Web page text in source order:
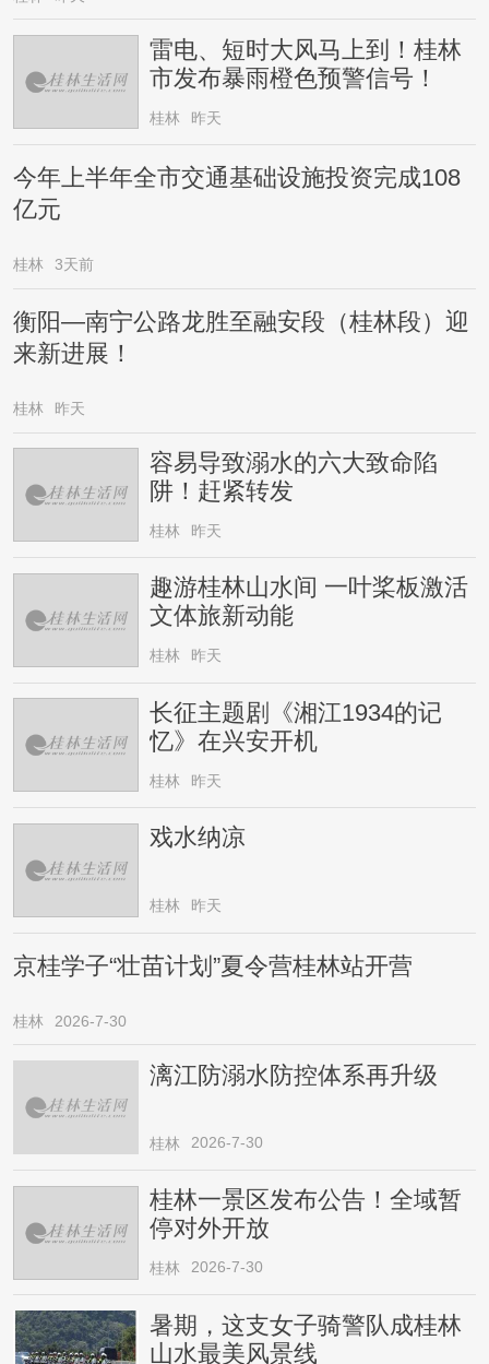
雷电、短时大风马上到！桂林
市发布暴雨橙色预警信号！
桂林 昨天
今年上半年全市交通基础设施投资完成108
亿元
桂林 3天前
衡阳—南宁公路龙胜至融安段（桂林段）迎
来新进展！
桂林 昨天
容易导致溺水的六大致命陷
阱！赶紧转发
桂林 昨天
趣游桂林山水间 一叶桨板激活
文体旅新动能
桂林 昨天
长征主题剧《湘江1934的记
忆》在兴安开机
桂林 昨天
戏水纳凉
桂林 昨天
京桂学子“壮苗计划”夏令营桂林站开营
桂林 2026-7-30
漓江防溺水防控体系再升级
桂林 2026-7-30
桂林一景区发布公告！全域暂
停对外开放
桂林 2026-7-30
暑期，这支女子骑警队成桂林
山水最美风景线